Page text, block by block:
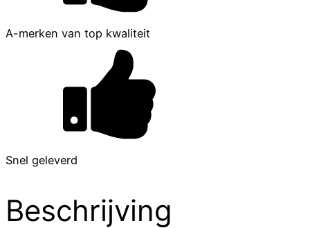
A-merken van top kwaliteit
Snel geleverd
Beschrijving